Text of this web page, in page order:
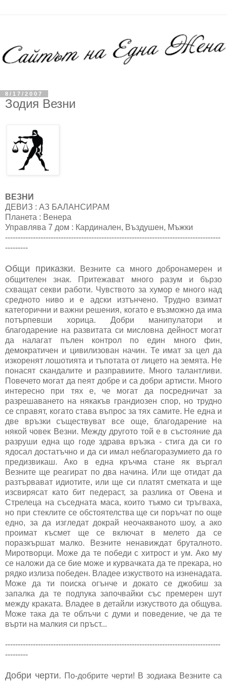
8/17/2007
Зодия Везни
ВЕЗНИ
ДЕВИЗ : АЗ БАЛАНСИРАМ
Планета : Венера
Управлява 7 дом : Кардинален, Въздушен, Мъжки
-------------------------------------------------------------------------------------
---------
Общи приказки. Везните са много добронамерен и
общителен знак. Притежават много разум и бързо
схващат секви работи. Чувството за хумор е много над
средното ниво и е адски изтънчено. Трудно взимат
категорични и важни решения, когато е възможно да има
потърпевши хорица. Добри манипулатори и
благодарение на развитата си мисловна дейност могат
да налагат пълен контрол по един много фин,
демократичен и цивилизован начин. Те имат за цел да
изкоренят лошотията и тъпотата от лицето на земята. Не
понасят скандалите и разправиите. Много талантливи.
Повечето могат да пеят добре и са добри артисти. Много
интересно при тях е, че могат да посредничат за
разрешаването на някакъв грандиозен спор, но трудно
се справят, когато става въпрос за тях самите. Не една и
две връзки съществуват все още, благодарение на
някой човек Везни. Между другото той е в състояние да
разруши една що годе здрава връзка - стига да си го
ядосал достатъчно и да си имал неблагоразумието да го
предизвикаш. Ако в една кръчма стане як въргал
Везните ще реагират по два начина. Или ще отидат да
разтървават идиотите, или ще си платят сметката и ще
изсвирясат като бит педераст, за разлика от Овена и
Стрелеца на съседната маса, които тъкмо си тръгваха,
но при стеклите се обстоятелства ще си поръчат по още
едно, за да изгледат докрай неочакваното шоу, а ако
проимат късмет ще се включат в мелето да се
поразкършат малко. Везните ненавиждат бруталното.
Миротворци. Може да те победи с хитрост и ум. Ако му
се наложи да се бие може и курвачката да те прекара, но
рядко излиза победен. Владее изкуството на изненадата.
Може да ти поиска огънче и докато се джобиш за
запалка да те подпука започвайки със премерен шут
между краката. Владее в детайли изкуството да общува.
Може така да те облъчи с думи и поведение, че да те
върти на малкия си пръст...
-------------------------------------------------------------------------------------
---------
Добри черти. По-добрите черти! В зодиака Везните са